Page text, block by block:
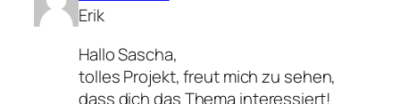
Erik
Hallo Sascha,
tolles Projekt, freut mich zu sehen,
dass dich das Thema interessiert!